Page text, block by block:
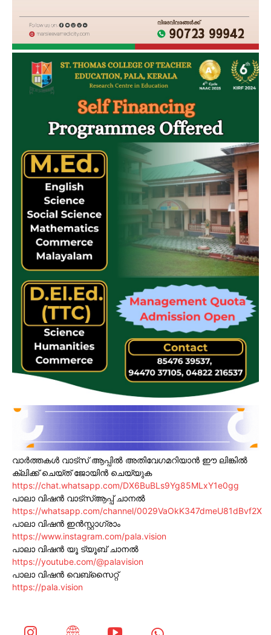
വാർത്തകൾ വാട്സ് ആപ്പിൽ അതിവേഗമറിയാൻ ഈ ലിങ്കിൽ
ക്ലിക്ക് ചെയ്ത് ജോയിൻ ചെയ്യുക
https://chat.whatsapp.com/DX6BuBLs9Yg85MLxY1e0gg
പാലാ വിഷൻ വാട്സ്ആപ്പ് ചാനൽ
https://whatsapp.com/channel/0029VaOkK347dmeU81dBvf2X
പാലാ വിഷൻ ഇൻസ്റ്റാഗ്രാം
https://www.instagram.com/pala.vision
പാലാ വിഷൻ യൂ ട്യൂബ് ചാനൽ
https://youtube.com/@palavision
പാലാ വിഷൻ വെബ്സൈറ്റ്
https://pala.vision